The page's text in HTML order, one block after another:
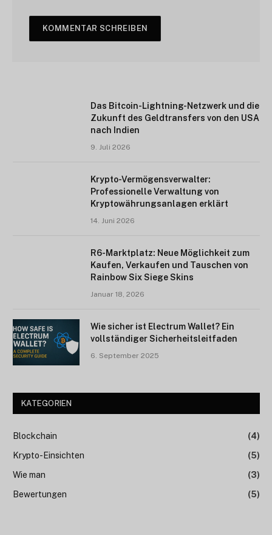
Das Bitcoin-Lightning-Netzwerk und die
Zukunft des Geldtransfers von den USA
nach Indien
9. Juli 2026
Krypto-Vermögensverwalter:
Professionelle Verwaltung von
Kryptowährungsanlagen erklärt
14. Juni 2026
R6-Marktplatz: Neue Möglichkeit zum
Kaufen, Verkaufen und Tauschen von
Rainbow Six Siege Skins
Januar 18, 2026
Wie sicher ist Electrum Wallet? Ein
vollständiger Sicherheitsleitfaden
6. September 2025
KATEGORIEN
Blockchain
(4)
Krypto-Einsichten
(5)
Wie man
(3)
Bewertungen
(5)